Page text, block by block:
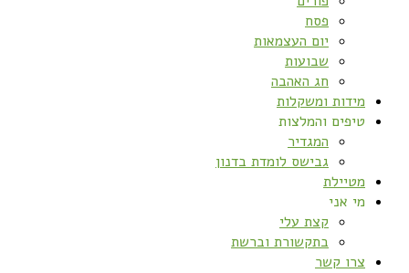
פסח
יום העצמאות
שבועות
חג האהבה
מידות ומשקלות
טיפים והמלצות
המגדיר
גבישס לומדת בדנון
מטיילת
מי אני
קצת עלי
בתקשורת וברשת
צרו קשר